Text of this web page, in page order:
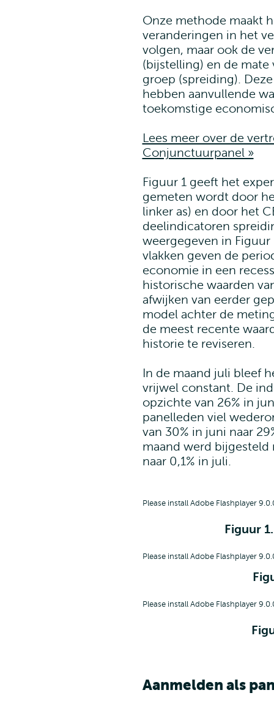
Onze methode maakt
veranderingen in het
volgen, maar ook de
(bijstelling) en de
groep (spreiding).
hebben aanvullende
toekomstige
Lees meer over de
Conjunctuurpanel »
Figuur 1 geeft het
gemeten wordt door
linker as) en door het
deelindicatoren
weergegeven in Figuur
vlakken geven de
economie in een
historische waarden
afwijken van eerder
model achter de
de meest recente
historie te reviseren.
In de maand juli bleef
vrijwel constant. De
opzichte van 26% in
panelleden viel
van 30% in juni naar
maand werd bijgesteld
naar 0,1% in juli.
Please install Adobe Flashplayer
Figuur
Please install Adobe Flashplayer
Please install Adobe Flashplayer
Aanmelden als